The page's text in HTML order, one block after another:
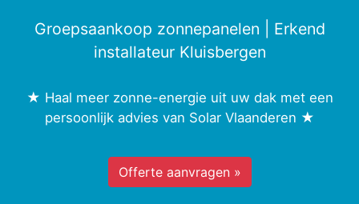
Groepsaankoop zonnepanelen | Erkend
installateur Kluisbergen
★ Haal meer zonne-energie uit uw dak met een
persoonlijk advies van Solar Vlaanderen ★
Offerte aanvragen »